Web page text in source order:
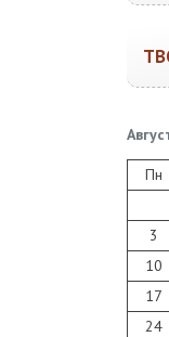
Пн
3
10
17
24